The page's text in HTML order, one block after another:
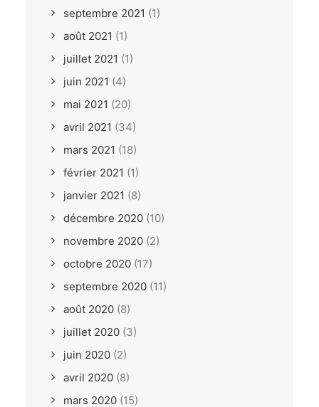
septembre 2021 (1)
août 2021 (1)
juillet 2021 (1)
juin 2021 (4)
mai 2021 (20)
avril 2021 (34)
mars 2021 (18)
février 2021 (1)
janvier 2021 (8)
décembre 2020 (10)
novembre 2020 (2)
octobre 2020 (17)
septembre 2020 (11)
août 2020 (8)
juillet 2020 (3)
juin 2020 (2)
avril 2020 (8)
mars 2020 (15)